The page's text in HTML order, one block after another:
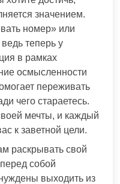
значением.
номер» или
теперь у
в рамках
осмысленности
переживать
чего стараетесь.
мечты, и каждый
к заветной цели.
раскрывать свой
собой
выходить из